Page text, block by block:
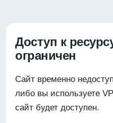
Доступ к
ограничен
Сайт временно
либо вы используете
сайт будет доступен.